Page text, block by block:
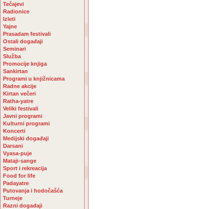
Tečajevi
Radionice
Izleti
Yajne
Prasadam festivali
Ostali događaji
Seminari
Služba
Promocije knjiga
Sankirtan
Programi u knjižnicama
Radne akcije
Kirtan večeri
Ratha-yatre
Veliki festivali
Javni programi
Kulturni programi
Koncerti
Medijski događaji
Darsani
Vyasa-puje
Mataji-sange
Sport i rekreacija
Food for life
Padayatre
Putovanja i hodočašća
Turneje
Razni događaji